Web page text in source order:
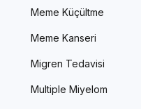
Meme Küçültme
Meme Kanseri
Migren Tedavisi
Multiple Miyelom